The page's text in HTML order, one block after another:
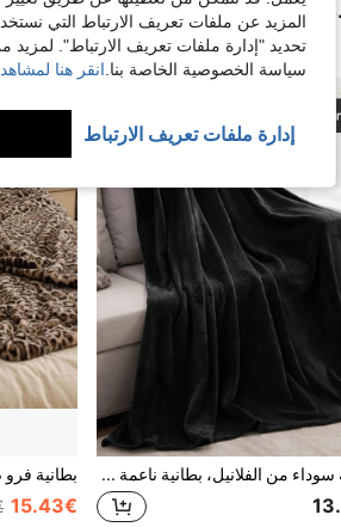
10.18€
بطانية سوداء من الفلانيل، بطانية ناعمة دافئة حديثة للأريكة، بطانية سرير مريحة
15.43€
المزيد عن ملفات تعريف الارتباط التي
تحديد "إدارة ملفات تعريف الارتباط". لمزيد
سياسة الخصوصية الخاصة بنا. انقر هنا
إدارة ملفات تعريف الارتباط